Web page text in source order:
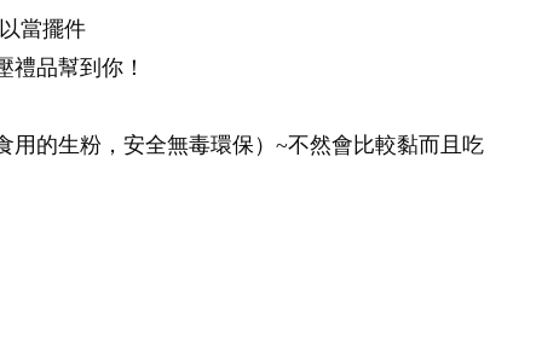
當擺件
品幫到你！
的生粉，安全無毒環保）~不然會比較黏而且吃